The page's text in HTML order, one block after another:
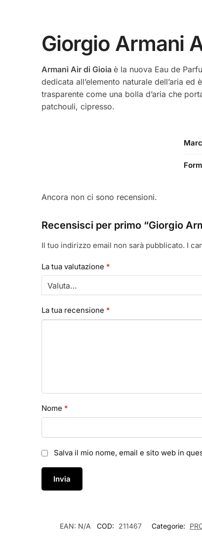
Giorgio Armani
Armani Air di Gioia è la nuova Eau de
dedicata all’elemento naturale dell’aria
trasparente come una bolla d’aria che
patchouli, cipresso.
Ancora non ci sono recensioni.
Recensisci per primo “Giorgio
Il tuo indirizzo email non sarà pubblicato. I
La tua valutazione *
La tua recensione *
Nome *
Salva il mio nome, email e sito web in
EAN: N/A COD: 211467 Categorie: